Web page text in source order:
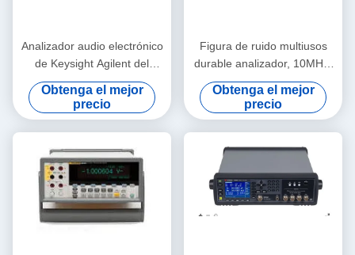
Analizador audio electrónico
de Keysight Agilent del
equipo de la prueba y de
medida de U8903A
Obtenga el mejor
precio
Figura de ruido multiusos
durable analizador, 10MHz-
26.5GHz Keysight Agilent
N8975A
Obtenga el mejor
precio